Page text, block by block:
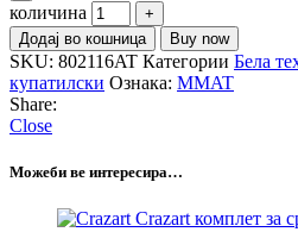
количина
Додај во кошница Buy now
SKU: 802116AT Категории Бела
купатилски Ознака: MMAT
Share:
Close
Можеби ве интересира…